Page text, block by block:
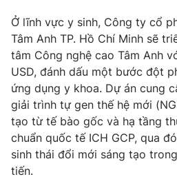
Cơ quan chủ quản:Đài Truyền hình
Cơ quan báo chí:Thời báo VTV
Giấy phép hoạt động báo in và báo
cấp ngày 29/12/2023
Tổng Biên tập:Vũ Thanh Thủy
Phó Tổng Biên tập:
Nguyễn Thị Mỹ
Nguyễn Trọng Ninh
Tổng đài VTV:
024.38 355 931 -
Ðiện thoại Thời báo VTV:
Ở lĩnh vực y sinh, Công ty cổ
Tâm Anh TP. Hồ Chí Minh sẽ
tâm Công nghệ cao Tâm Anh
USD, đánh dấu một bước đột
ứng dụng y khoa. Dự án cung
giải trình tự gen thế hệ mới
tạo từ tế bào gốc và hạ tầng
chuẩn quốc tế ICH GCP, qua
sinh thái đổi mới sáng tạo
tiến.